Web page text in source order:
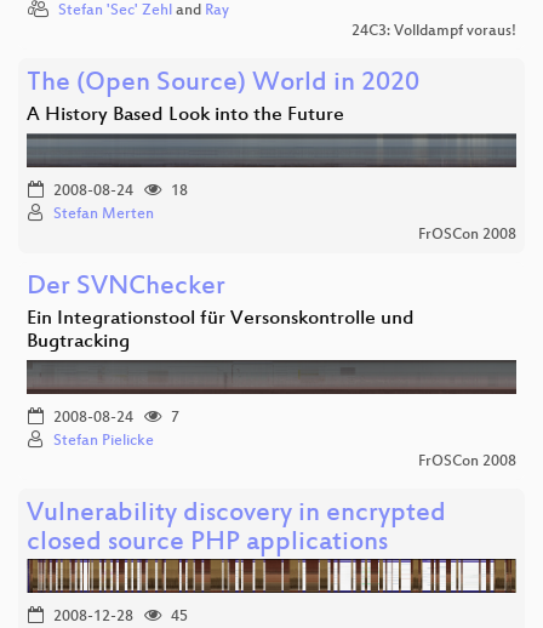
Stefan 'Sec' Zehl and Ray
24C3: Volldampf voraus!
The (Open Source) World in 2020
A History Based Look into the Future
2008-08-24
18
Stefan Merten
FrOSCon 2008
Der SVNChecker
Ein Integrationstool für Versonskontrolle und
Bugtracking
2008-08-24
7
Stefan Pielicke
FrOSCon 2008
Vulnerability discovery in encrypted
closed source PHP applications
2008-12-28 45